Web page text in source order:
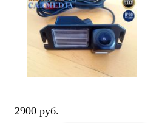
2900 руб.